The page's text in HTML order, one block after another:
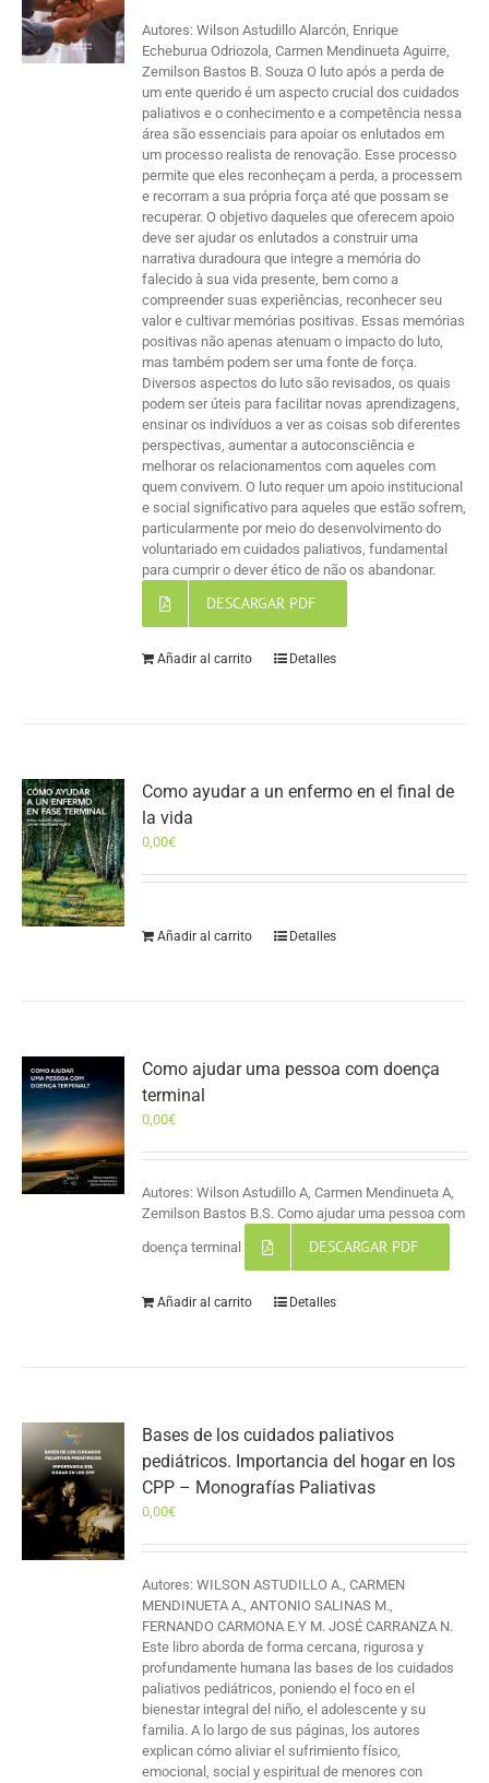
Autores: Wilson Astudillo Alarcón, Enrique
Echeburua Odriozola, Carmen Mendinueta Aguirre,
Zemilson Bastos B. Souza O luto após a perda de
um ente querido é um aspecto crucial dos cuidados
paliativos e o conhecimento e a competência nessa
área são essenciais para apoiar os enlutados em
um processo realista de renovação. Esse processo
permite que eles reconheçam a perda, a processem
e recorram a sua própria força até que possam se
recuperar. O objetivo daqueles que oferecem apoio
deve ser ajudar os enlutados a construir uma
narrativa duradoura que integre a memória do
falecido à sua vida presente, bem como a
compreender suas experiências, reconhecer seu
valor e cultivar memórias positivas. Essas memórias
positivas não apenas atenuam o impacto do luto,
mas também podem ser uma fonte de força.
Diversos aspectos do luto são revisados, os quais
podem ser úteis para facilitar novas aprendizagens,
ensinar os indivíduos a ver as coisas sob diferentes
perspectivas, aumentar a autoconsciência e
melhorar os relacionamentos com aqueles com
quem convivem. O luto requer um apoio institucional
e social significativo para aqueles que estão sofrem,
particularmente por meio do desenvolvimento do
voluntariado em cuidados paliativos, fundamental
para cumprir o dever ético de não os abandonar.
DESCARGAR PDF
Añadir al carrito Detalles
Como ayudar a un enfermo en el final de
la vida
0,00€
Añadir al carrito Detalles
Como ajudar uma pessoa com doença
terminal
0,00€
Autores: Wilson Astudillo A, Carmen Mendinueta A,
Zemilson Bastos B.S. Como ajudar uma pessoa com
doença terminal DESCARGAR PDF
Añadir al carrito Detalles
Bases de los cuidados paliativos
pediátricos. Importancia del hogar en los
CPP – Monografías Paliativas
0,00€
Autores: WILSON ASTUDILLO A., CARMEN
MENDINUETA A., ANTONIO SALINAS M.,
FERNANDO CARMONA E.Y M. JOSÉ CARRANZA N.
Este libro aborda de forma cercana, rigurosa y
profundamente humana las bases de los cuidados
paliativos pediátricos, poniendo el foco en el
bienestar integral del niño, el adolescente y su
familia. A lo largo de sus páginas, los autores
explican cómo aliviar el sufrimiento físico,
emocional, social y espiritual de menores con